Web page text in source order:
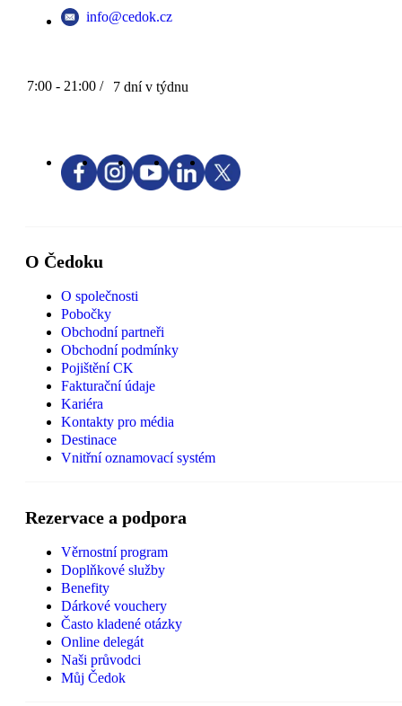
info@cedok.cz
7:00 - 21:00 / 7 dní v týdnu
O Čedoku
O společnosti
Pobočky
Obchodní partneři
Obchodní podmínky
Pojištění CK
Fakturační údaje
Kariéra
Kontakty pro média
Destinace
Vnitřní oznamovací systém
Rezervace a podpora
Věrnostní program
Doplňkové služby
Benefity
Dárkové vouchery
Často kladené otázky
Online delegát
Naši průvodci
Můj Čedok